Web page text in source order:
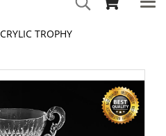
TROPHY